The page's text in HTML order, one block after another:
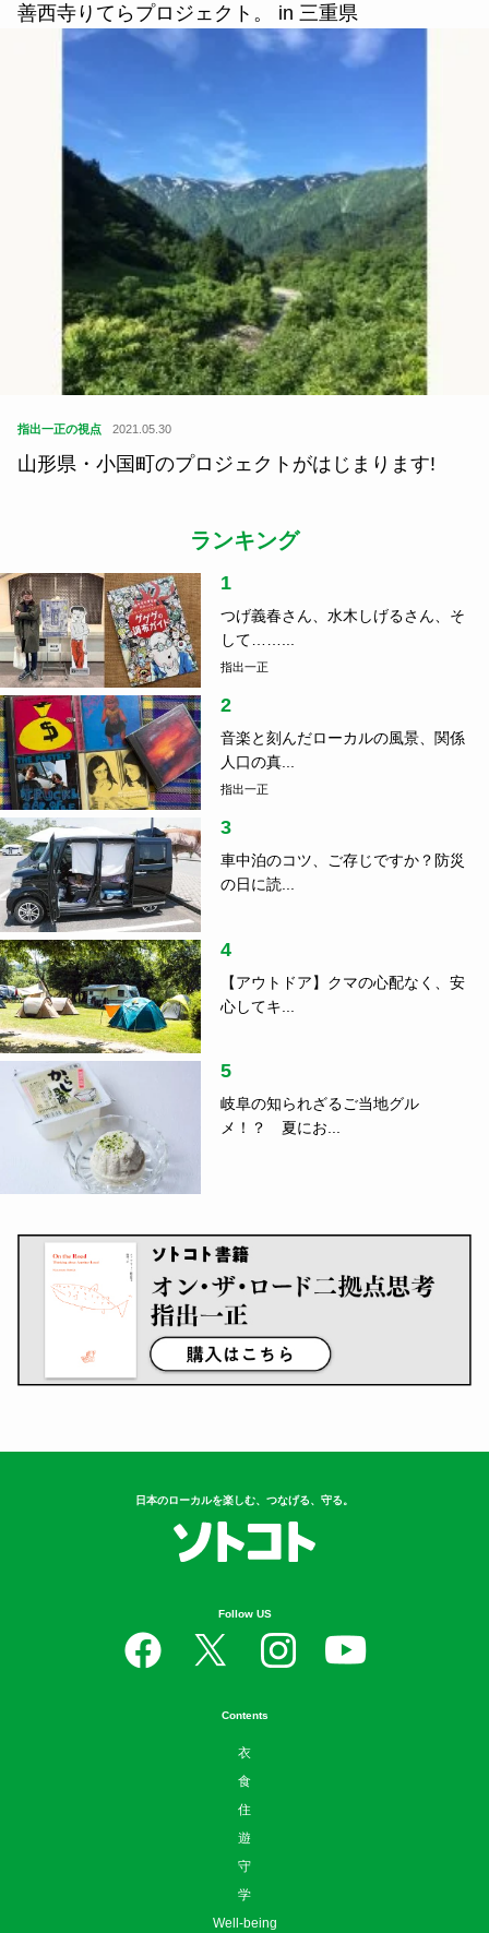
善西寺りてらプロジェクト。 in 三重県
指出一正の視点 2021.05.30
山形県・小国町のプロジェクトがはじまります!
ランキング
1
つげ義春さん、水木しげるさん、そ
して……...
指出一正
2
音楽と刻んだローカルの風景、関係
人口の真...
指出一正
3
車中泊のコツ、ご存じですか？防災
の日に読...
4
【アウトドア】クマの心配なく、安
心してキ...
5
岐阜の知られざるご当地グル
メ！？ 夏にお...
日本のローカルを楽しむ、つなげる、守る。
Follow US
Contents
衣
食
住
遊
守
学
Well-being